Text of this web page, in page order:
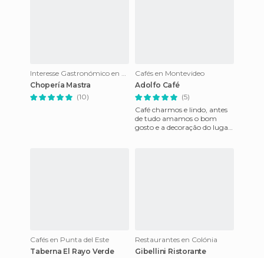
Interesse Gastronómico en Montevideo
Chopería Mastra
(10)
Cafés en Montevideo
Adolfo Café
(5)
Café charmos e lindo, antes
de tudo amamos o bom
gosto e a decoração do lugar.
Cafés en Punta del Este
Taberna El Rayo Verde
Restaurantes en Colónia
Gibellini Ristorante